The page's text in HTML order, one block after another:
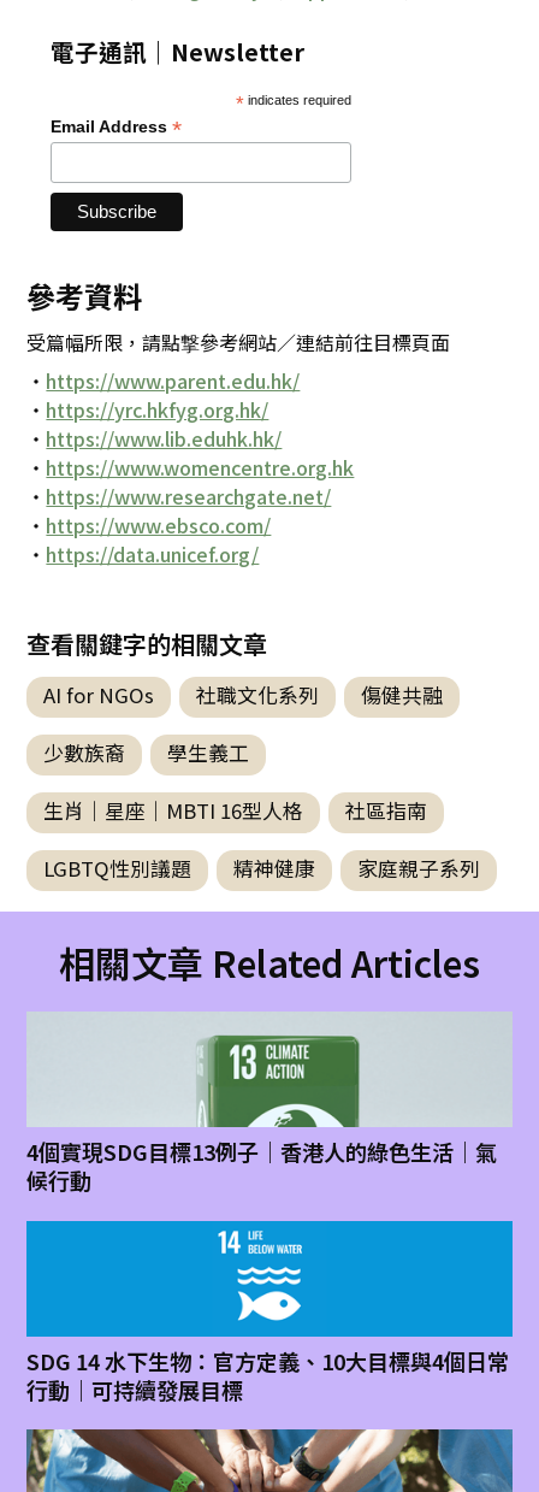
電子通訊｜Newsletter
* indicates required
Email Address*
參考資料
受篇幅所限，請點撃參考網站／連結前往目標頁面
・ https://www.parent.edu.hk/
・ https://yrc.hkfyg.org.hk/
・ https://www.lib.eduhk.hk/
・ https://www.womencentre.org.hk
・ https://www.researchgate.net/
・ https://www.ebsco.com/
・ https://data.unicef.org/
查看關鍵字的相關文章
AI for NGOs 社職文化系列 傷健共融
少數族裔 學生義工
生肖｜星座｜MBTI 16型人格 社區指南
LGBTQ性別議題 精神健康 家庭親子系列
相關文章 Related Articles
4個實現SDG目標13例子｜香港人的綠色生活｜氣
候行動
SDG 14 水下生物：官方定義、10大目標與4個日常
行動｜可持續發展目標